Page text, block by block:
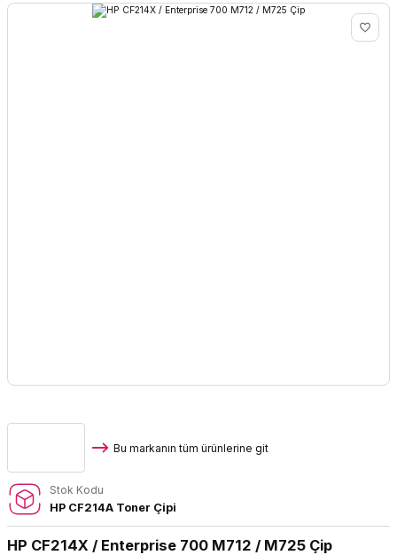
Bu markanın tüm ürünlerine git
Stok Kodu
HP CF214A Toner Çipi
HP CF214X / Enterprise 700 M712 / M725 Çip